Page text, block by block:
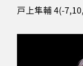
戸上隼輔 4(-